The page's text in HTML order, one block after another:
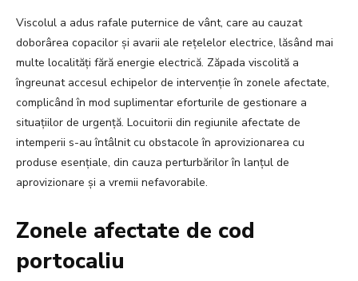
Viscolul a adus rafale puternice de vânt, care au cauzat
doborârea copacilor și avarii ale rețelelor electrice, lăsând mai
multe localități fără energie electrică. Zăpada viscolită a
îngreunat accesul echipelor de intervenție în zonele afectate,
complicând în mod suplimentar eforturile de gestionare a
situațiilor de urgență. Locuitorii din regiunile afectate de
intemperii s-au întâlnit cu obstacole în aprovizionarea cu
produse esențiale, din cauza perturbărilor în lanțul de
aprovizionare și a vremii nefavorabile.
Zonele afectate de cod
portocaliu